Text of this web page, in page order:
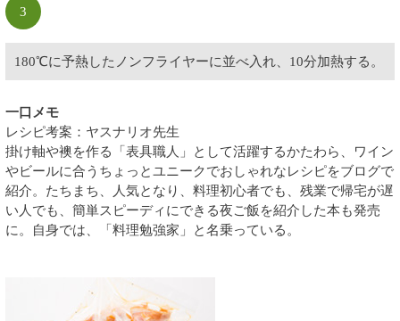
3
180℃に予熱したノンフライヤーに並べ入れ、10分加熱する。
一口メモ
レシピ考案：ヤスナリオ先生
掛け軸や襖を作る「表具職人」として活躍するかたわら、ワイン
やビールに合うちょっとユニークでおしゃれなレシピをブログで
紹介。たちまち、人気となり、料理初心者でも、残業で帰宅が遅
い人でも、簡単スピーディにできる夜ご飯を紹介した本も発売
に。自身では、「料理勉強家」と名乗っている。